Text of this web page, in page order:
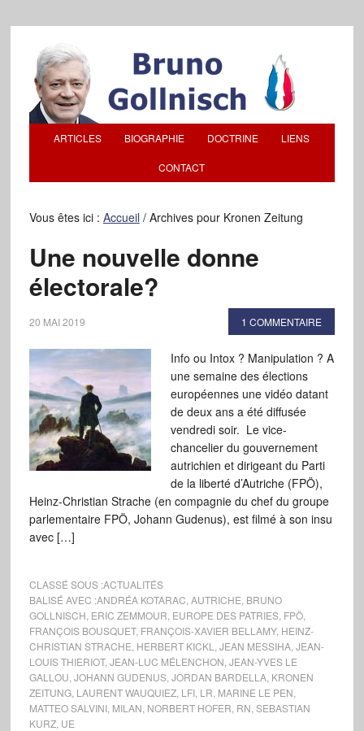
ARTICLES BIOGRAPHIE DOCTRINE LIENS
CONTACT
Vous êtes ici : Accueil /Archives pour Kronen Zeitung
Une nouvelle donne
électorale?
20 MAI 2019 1 COMMENTAIRE
Info ou Intox ? Manipulation ? A
une semaine des élections
européennes une vidéo datant
de deux ans a été diffusée
vendredi soir. Le vice-
chancelier du gouvernement
autrichien et dirigeant du Parti
de la liberté d’Autriche (FPÖ),
Heinz-Christian Strache (en compagnie du chef du groupe
parlementaire FPÖ, Johann Gudenus), est filmé à son insu
avec […]
CLASSÉ SOUS :ACTUALITÉS
BALISÉ AVEC :ANDRÉA KOTARAC AUTRICHE BRUNO
GOLLNISCH ERIC ZEMMOUR EUROPE DES PATRIES, FPÖ,
FRANÇOIS BOUSQUET, FRANÇOIS-XAVIER BELLAMY, HEINZ-
CHRISTIAN STRACHE HERBERT KICKL JEAN MESSIHA, JEAN-
LOUIS THIERIOT, JEAN-LUC MÉLENCHON JEAN-YVES LE
GALLOU JOHANN GUDENUS, JORDAN BARDELLA, KRONEN
ZEITUNG, LAURENT WAUQUIEZ, LFI, LR MARINE LE PEN
MATTEO SALVINI, MILAN NORBERT HOFER RN SEBASTIAN
KURZ, UE